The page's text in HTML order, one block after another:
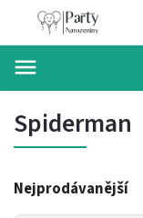
Spiderman
Nejprodávanější